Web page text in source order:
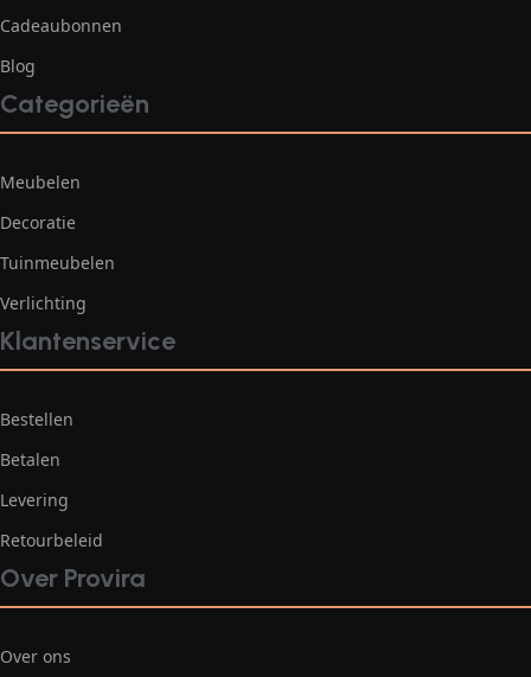
Cadeaubonnen
Blog
Categorieën
Meubelen
Decoratie
Tuinmeubelen
Verlichting
Klantenservice
Bestellen
Betalen
Levering
Retourbeleid
Over Provira
Over ons